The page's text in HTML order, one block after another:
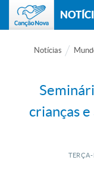
Notícias
crianças
TERÇA-